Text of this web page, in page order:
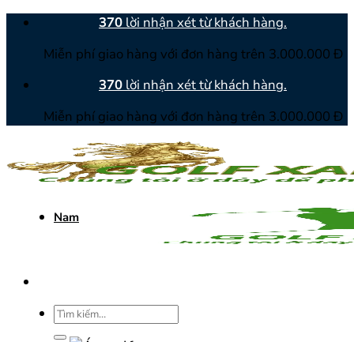
370 lời nhận xét từ khách hàng.
Miễn phí giao hàng với đơn hàng trên 3.000.000 Đ
370 lời nhận xét từ khách hàng.
Miễn phí giao hàng với đơn hàng trên 3.000.000 Đ
Tìm
Nam